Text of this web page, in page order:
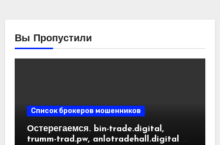
Вы Пропустили
Список брокеров мошенников
Остерегаемся. bin-trade.digital,
trumm-trad.pw, anlotradehall.digital —